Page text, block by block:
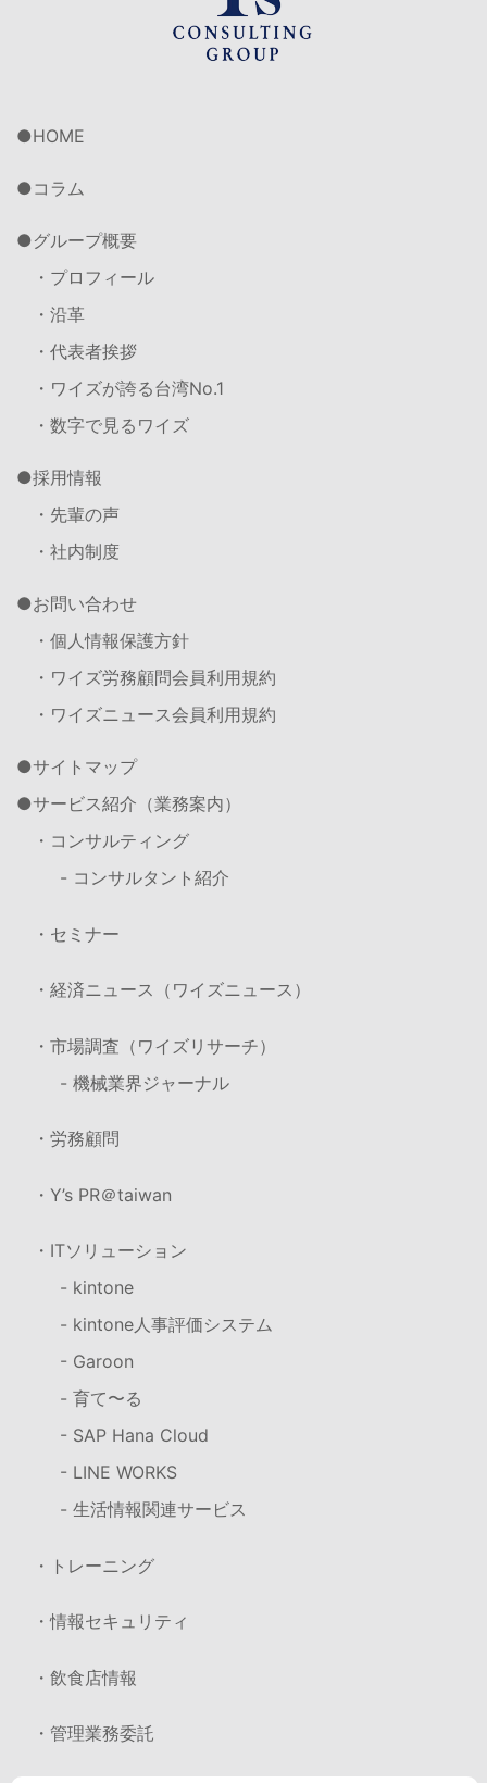
HOME
コラム
グループ概要
・プロフィール
・沿革
・代表者挨拶
・ワイズが誇る台湾No.1
・数字で見るワイズ
採用情報
・先輩の声
・社内制度
お問い合わせ
・個人情報保護方針
・ワイズ労務顧問会員利用規約
・ワイズニュース会員利用規約
サイトマップ
サービス紹介（業務案内）
・コンサルティング
- コンサルタント紹介
・セミナー
・経済ニュース（ワイズニュース）
・市場調査（ワイズリサーチ）
- 機械業界ジャーナル
・労務顧問
・Y’s PR＠taiwan
・ITソリューション
- kintone
- kintone人事評価システム
- Garoon
- 育て〜る
- SAP Hana Cloud
- LINE WORKS
- 生活情報関連サービス
・トレーニング
・情報セキュリティ
・飲食店情報
・管理業務委託